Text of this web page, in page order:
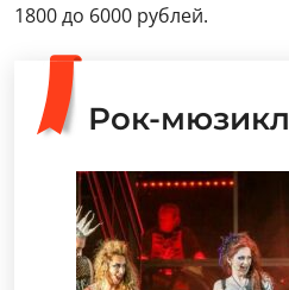
1800 до 6000 рублей.
Рок-мюзикл